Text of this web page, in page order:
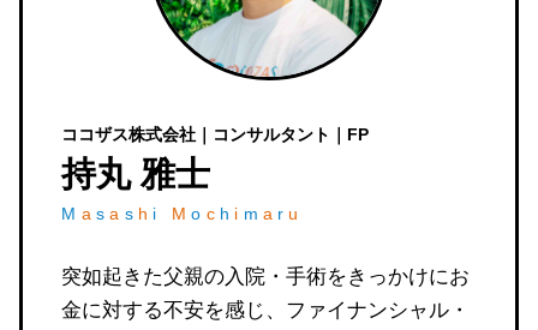
ココザス株式会社｜コンサルタント｜FP
持丸 雅士
M asa s h i Mo c h i m a r u
突如起きた父親の入院・手術をきっかけにお
金に対する不安を感じ、ファイナンシャル・